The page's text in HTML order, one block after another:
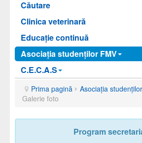
Căutare
Clinica veterinară
Educație continuă
Asociaţia studenţilor FMV
C.E.C.A.S
Prima pagină
Asociaţia
Galerie foto
Program